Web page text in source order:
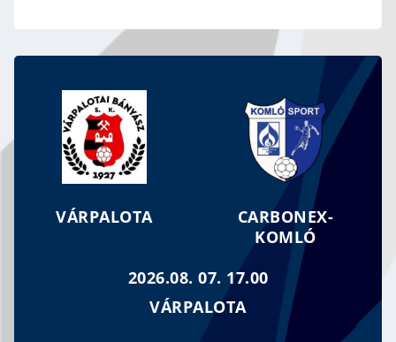
MOZGOLÓDIK AZ UTÁNPÓTLÁS
VÁRPALOTA
CARBONEX-
KOMLÓ
2026.08. 07. 17.00
VÁRPALOTA